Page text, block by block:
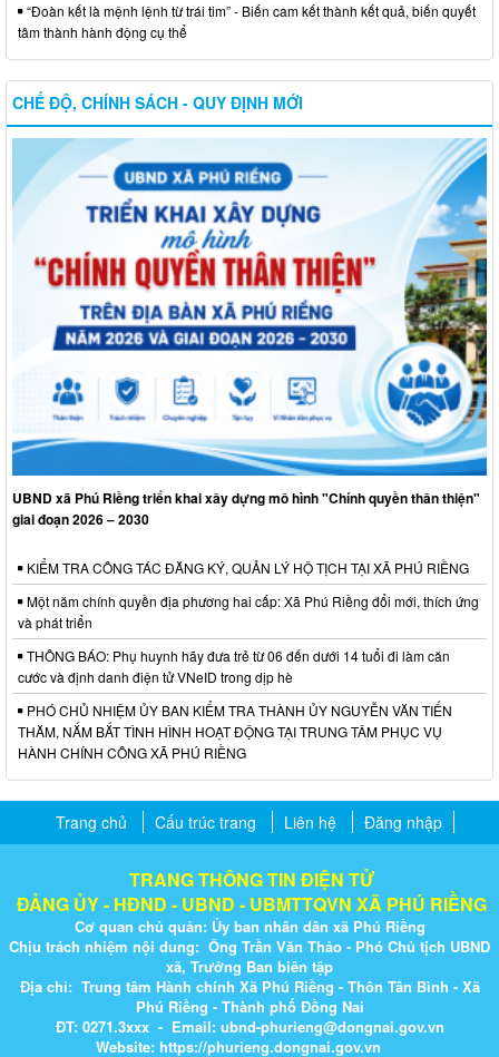
“Đoàn kết là mệnh lệnh từ trái tim” - Biến cam kết thành kết quả, biến quyết
tâm thành hành động cụ thể
CHẾ ĐỘ, CHÍNH SÁCH - QUY ĐỊNH MỚI
UBND xã Phú Riềng triển khai xây dựng mô hình "Chính quyền thân thiện"
giai đoạn 2026 – 2030
KIỂM TRA CÔNG TÁC ĐĂNG KÝ, QUẢN LÝ HỘ TỊCH TẠI XÃ PHÚ RIỀNG
Một năm chính quyền địa phương hai cấp: Xã Phú Riềng đổi mới, thích ứng
và phát triển
THÔNG BÁO: Phụ huynh hãy đưa trẻ từ 06 đến dưới 14 tuổi đi làm căn
cước và định danh điện tử VNeID trong dịp hè
PHÓ CHỦ NHIỆM ỦY BAN KIỂM TRA THÀNH ỦY NGUYỄN VĂN TIẾN
THĂM, NẮM BẮT TÌNH HÌNH HOẠT ĐỘNG TẠI TRUNG TÂM PHỤC VỤ
HÀNH CHÍNH CÔNG XÃ PHÚ RIỀNG
Trang chủ Cấu trúc trang Liên hệ Đăng nhập
TRANG THÔNG TIN ĐIỆN TỬ
ĐẢNG ỦY - HĐND - UBND - UBMTTQVN XÃ PHÚ RIỀNG
Cơ quan chủ quản: Ủy ban nhân dân xã Phú Riềng
Chịu trách nhiệm nội dung: Ông Trần Văn Thảo - Phó Chủ tịch UBND
xã, Trưởng Ban biên tập
Địa chỉ: Trung tâm Hành chính Xã Phú Riềng - Thôn Tân Bình - Xã
Phú Riềng - Thành phố Đồng Nai
ĐT: 0271.3xxx - Email: ubnd-phurieng@dongnai.gov.vn​
Website: https://phurieng.dongnai.gov.vn